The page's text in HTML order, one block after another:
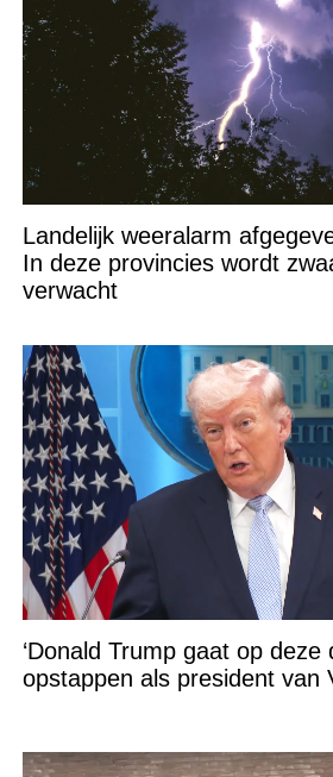
Landelijk weeralarm
In deze provincies wordt
verwacht
‘Donald Trump gaat op deze
opstappen als president van